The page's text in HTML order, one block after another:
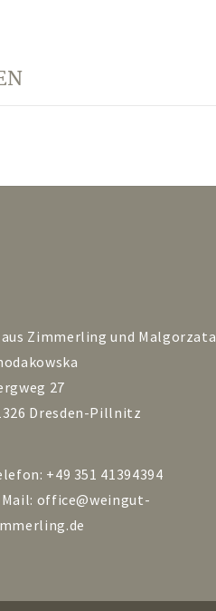
Zimmerling und Malgorzata
27
Dresden-Pillnitz
+49 351 41394394
office@weingut-